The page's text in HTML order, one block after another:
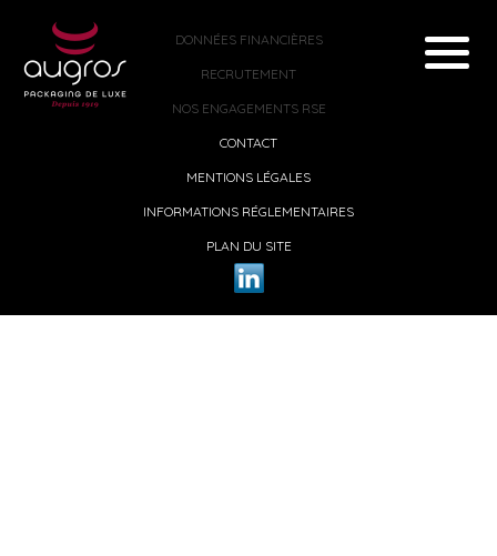
DONNÉES FINANCIÈRES
RECRUTEMENT
NOS ENGAGEMENTS RSE
CONTACT
MENTIONS LÉGALES
INFORMATIONS RÉGLEMENTAIRES
PLAN DU SITE